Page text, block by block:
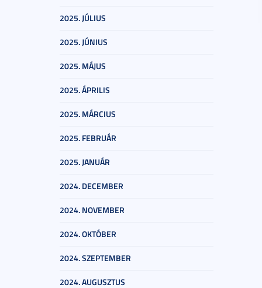
2025. JÚLIUS
2025. JÚNIUS
2025. MÁJUS
2025. ÁPRILIS
2025. MÁRCIUS
2025. FEBRUÁR
2025. JANUÁR
2024. DECEMBER
2024. NOVEMBER
2024. OKTÓBER
2024. SZEPTEMBER
2024. AUGUSZTUS